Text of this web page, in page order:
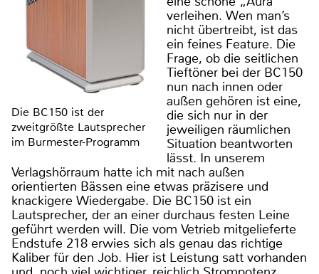
Die BC150 ist der
zweitgrößte Lautsprecher
im Burmester-Programm
verleihen. Wen man’s
nicht übertreibt, ist das
ein feines Feature. Die
Frage, ob die seitlichen
Tieftöner bei der BC150
nun nach innen oder
außen gehören ist eine,
die sich nur in der
jeweiligen räumlichen
Situation beantworten
lässt. In unserem
Verlagshörraum hatte ich mit nach außen
orientierten Bässen eine etwas präzisere und
knackigere Wiedergabe. Die BC150 ist ein
Lautsprecher, der an einer durchaus festen Leine
geführt werden will. Die vom Vetrieb mitgelieferte
Endstufe 218 erwies sich als genau das richtige
Kaliber für den Job. Hier ist Leistung satt vorhanden